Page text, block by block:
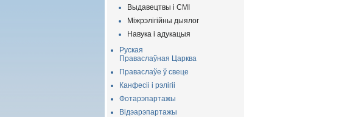
Выдавецтвы і СМІ
Міжрэлігійны дыялог
Навука і адукацыя
Руская
Праваслаўная Царква
Праваслаўе ў свеце
Канфесіі і рэлігіі
Фотарэпартажы
Відэарэпартажы